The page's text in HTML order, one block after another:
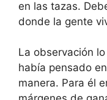
en las tazas.
donde la gente
La observación
había pensado
manera. Para él